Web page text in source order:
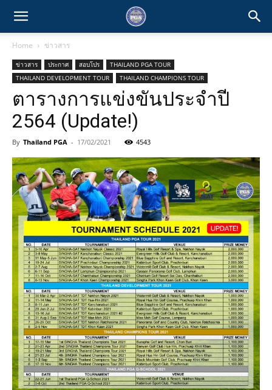
Home ข่าวสาร
ข่าวสาร ประกาศ สอบโปร
THAILAND PGA TOUR
THAILAND DEVELOPMENT TOUR
THAILAND CHAMPIONS TOUR
ตารางการแข่งขันประจำปี
2564 (Update!)
By Thailand PGA - 17/02/2021 4543